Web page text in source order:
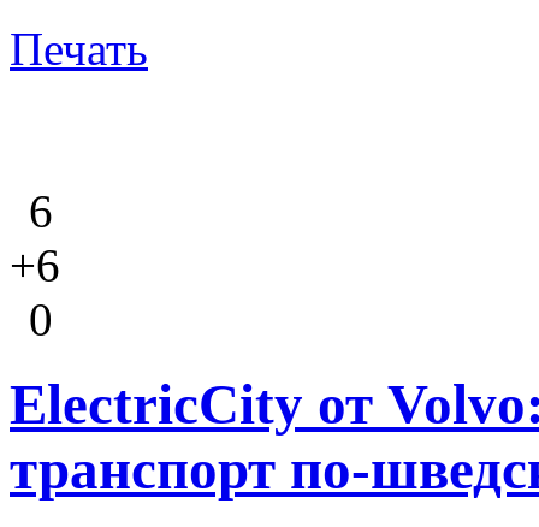
Печать
6
+6
0
ElectricCity от
транспорт по-